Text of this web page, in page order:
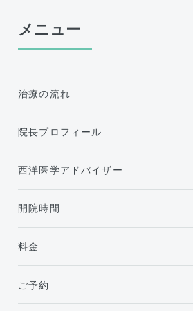
メニュー
治療の流れ
院長プロフィール
西洋医学アドバイザー
開院時間
料金
ご予約